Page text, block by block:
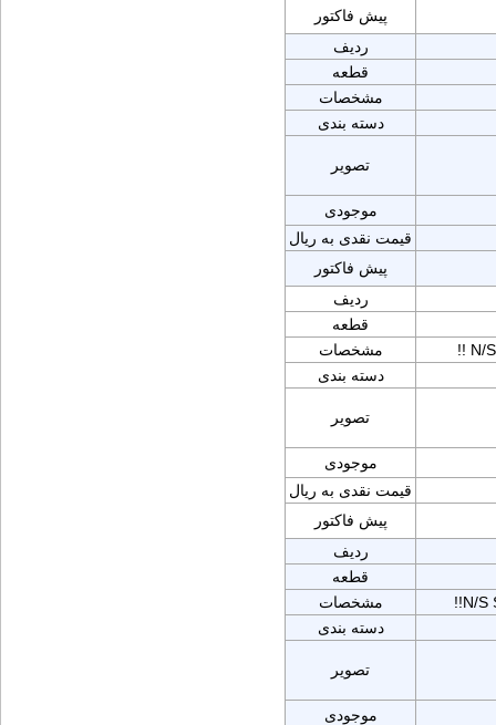
پیش فاکتور
ردیف
قطعه
مشخصات
دسته بندی
تصویر
موجودی
قیمت نقدی به ریال
پیش فاکتور
ردیف
قطعه
مشخصات
!! N/
دسته بندی
تصویر
موجودی
قیمت نقدی به ریال
پیش فاکتور
ردیف
قطعه
مشخصات
!!N/S
دسته بندی
تصویر
موجودی